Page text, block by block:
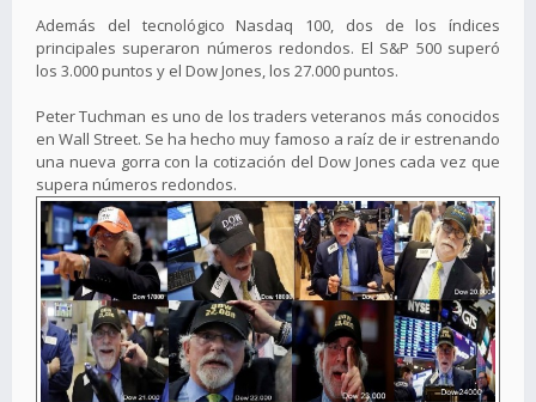
Además del tecnológico Nasdaq 100, dos de los índices
principales superaron números redondos. El S&P 500 superó
los 3.000 puntos y el Dow Jones, los 27.000 puntos.
Peter Tuchman es uno de los traders veteranos más conocidos
en Wall Street. Se ha hecho muy famoso a raíz de ir estrenando
una nueva gorra con la cotización del Dow Jones cada vez que
supera números redondos.